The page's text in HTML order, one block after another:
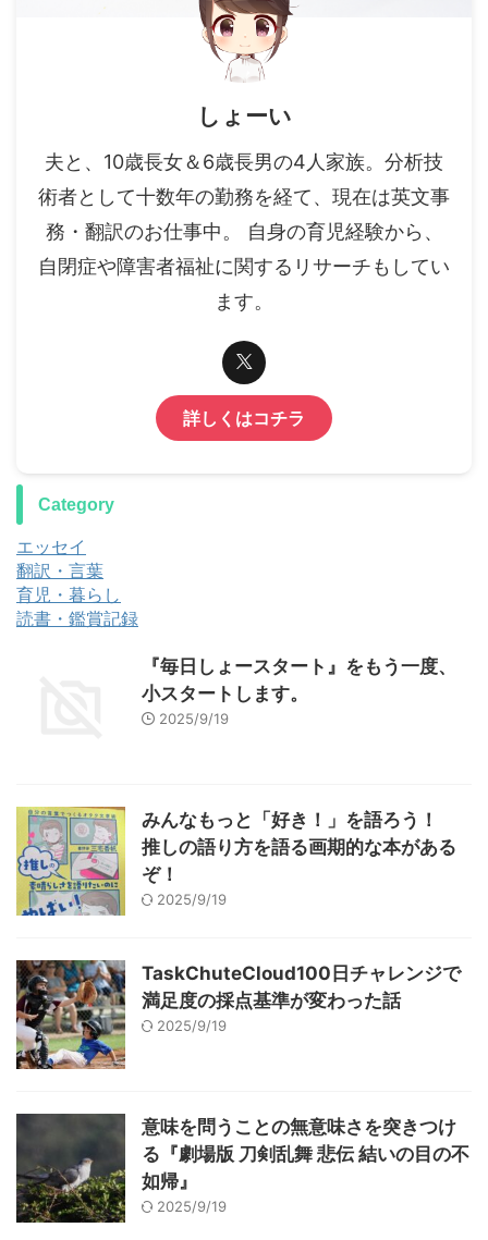
しょーい
夫と、10歳長女＆6歳長男の4人家族。分析技
術者として十数年の勤務を経て、現在は英文事
務・翻訳のお仕事中。 自身の育児経験から、
自閉症や障害者福祉に関するリサーチもしてい
ます。
詳しくはコチラ
Category
エッセイ
翻訳・言葉
育児・暮らし
読書・鑑賞記録
『毎日しょースタート』をもう一度、
小スタートします。
2025/9/19
みんなもっと「好き！」を語ろう！
推しの語り方を語る画期的な本がある
ぞ！
2025/9/19
TaskChuteCloud100日チャレンジで
満足度の採点基準が変わった話
2025/9/19
意味を問うことの無意味さを突きつけ
る『劇場版 刀剣乱舞 悲伝 結いの目の不
如帰』
2025/9/19